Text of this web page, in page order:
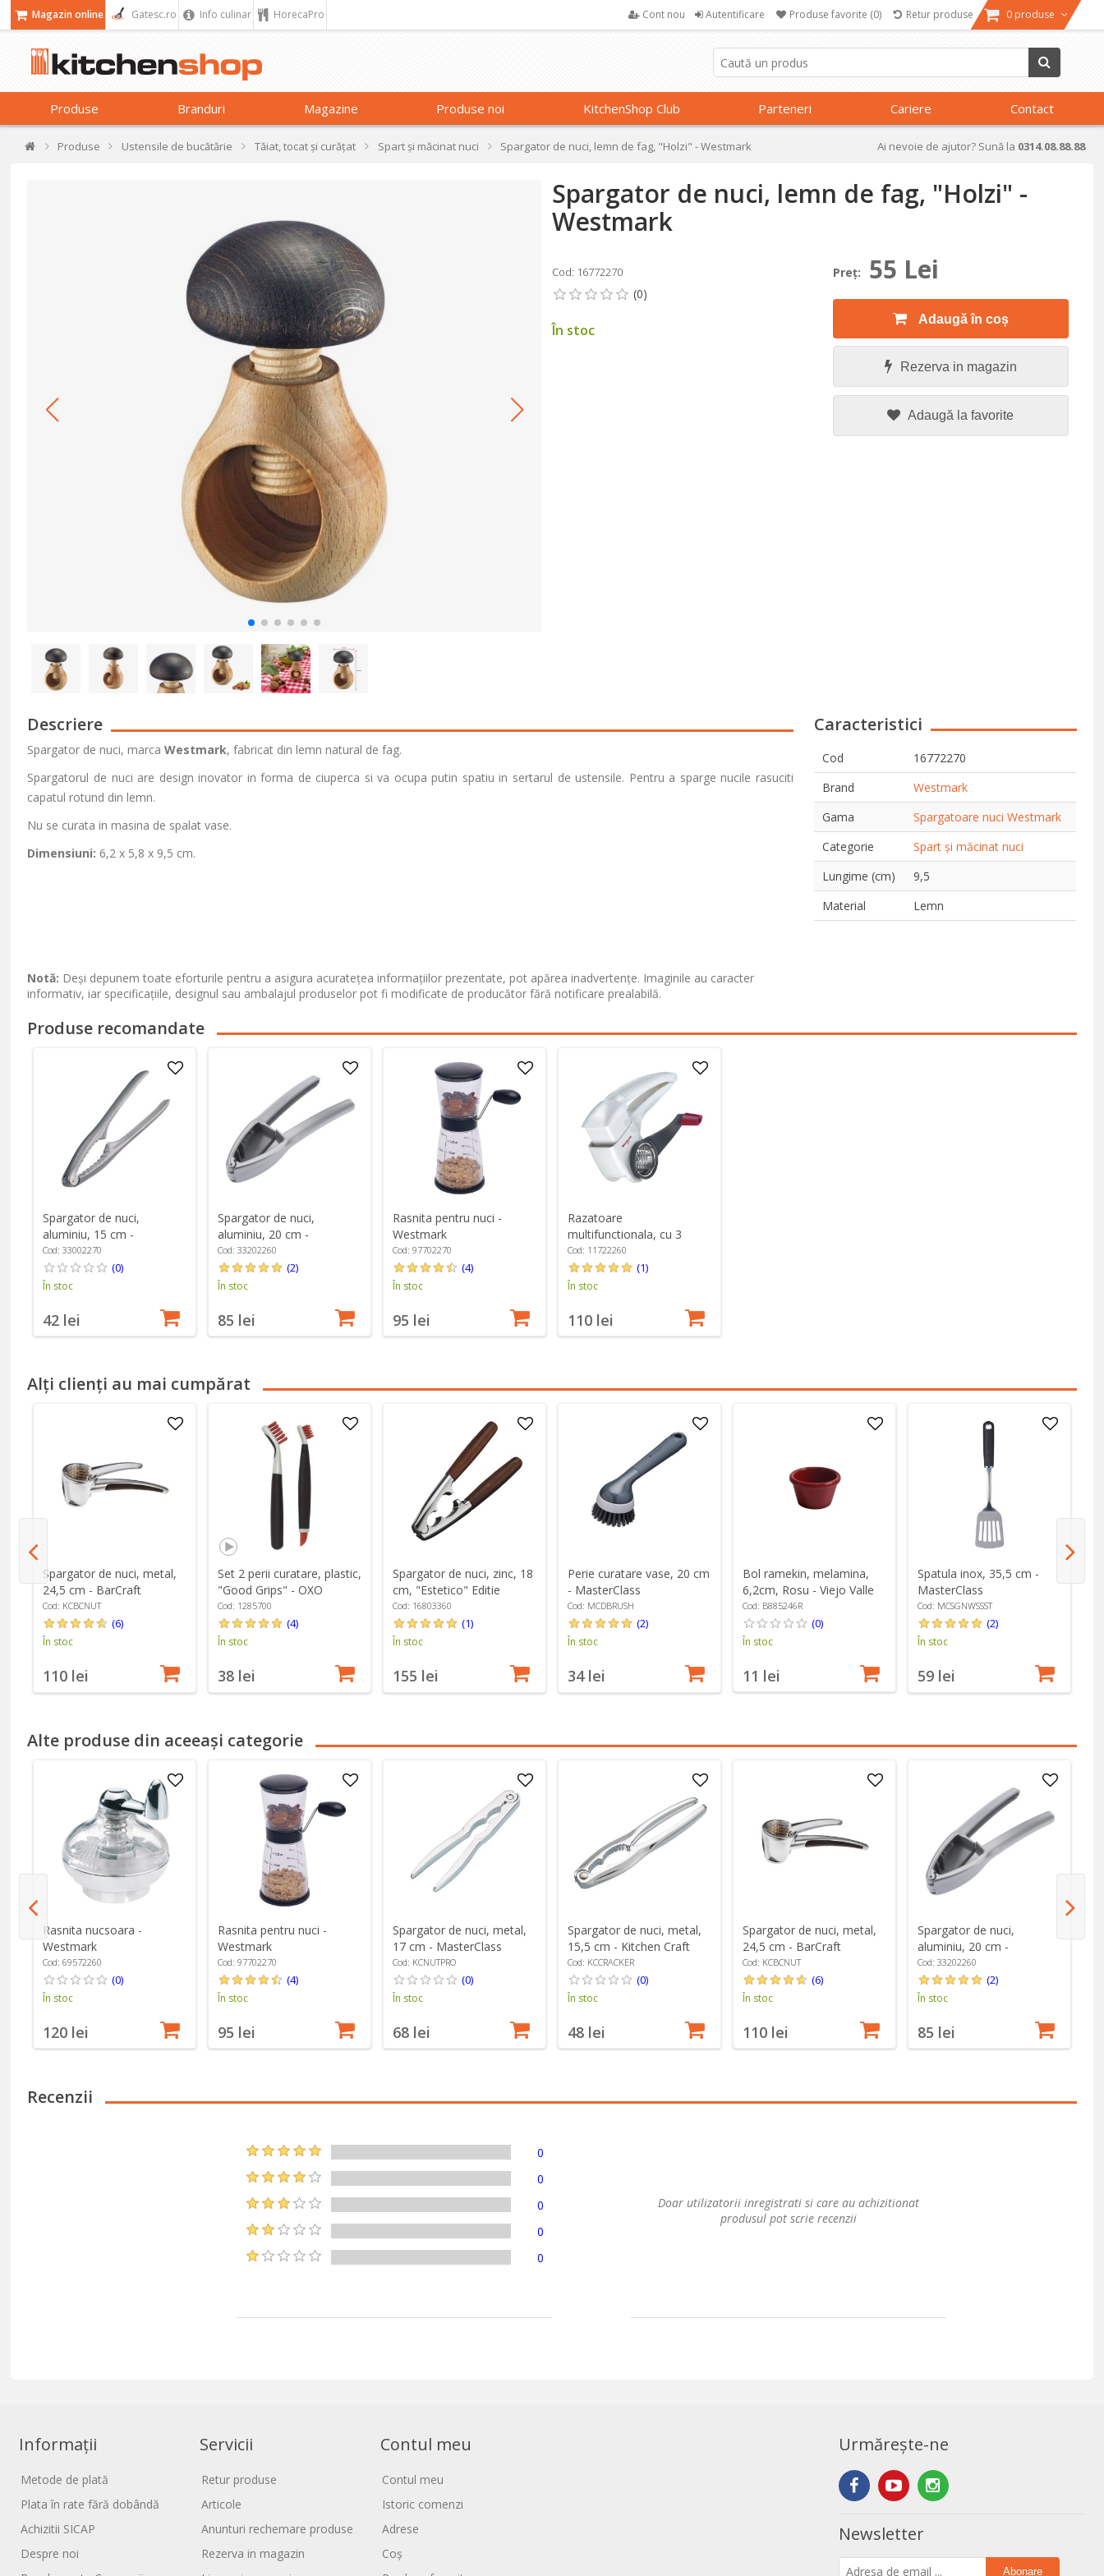
Magazin online Gatesc.ro Info culinar HorecaPro Cont nou Autentificare Produse favorite (0) Retur produse 0 produse
Produse Branduri Magazine Produse noi KitchenShop Club Parteneri Cariere Contact
Produse Ustensile de bucătărie Tăiat, tocat și curățat Spart și măcinat nuci Spargator de nuci, lemn de fag, "Holzi" - Westmark Ai nevoie de ajutor? Sună la 0314.08.88.88
Spargator de nuci, lemn de fag, "Holzi" -
Westmark
Cod: 16772270
În stoc
Preţ: 55 Lei
Adaugă în coș
Rezerva in magazin
Adaugă la favorite
Descriere
Spargator de nuci, marcaWestmark, fabricat din lemn natural de fag.
Spargatorul de nuci are design inovator in forma de ciuperca si va ocupa putin spatiu in sertarul de ustensile. Pentru a sparge nucile rasuciti
capatul rotund din lemn.
Nu se curata in masina de spalat vase.
Dimensiuni: 6,2 x 5,8 x 9,5 cm.
Caracteristici
Cod
16772270
Brand
Westmark
Gama
Spargatoare nuci Westmark
Categorie
Spart și măcinat nuci
Lungime (cm)
9,5
Material
Lemn
Notă: Deși depunem toate eforturile pentru a asigura acuratețea informațiilor prezentate, pot apărea inadvertențe. Imaginile au caracter
informativ, iar specificațiile, designul sau ambalajul produselor pot fi modificate de producător fără notificare prealabilă.
Produse recomandate
Spargator de nuci,
aluminiu, 15 cm -
Westmark
Cod: 33002270
(0)
În stoc
42 lei
Spargator de nuci,
aluminiu, 20 cm -
Westmark
Cod: 33202260
(2)
În stoc
85 lei
Rasnita pentru nuci -
Westmark
Cod: 97702270
(4)
În stoc
95 lei
Razatoare
multifunctionala, cu 3
cilindrii, "Trio" - Westmark
Cod: 11722260
(1)
În stoc
110 lei
Alți clienți au mai cumpărat
Spargator de nuci, metal,
24,5 cm - BarCraft
Cod: KCBCNUT
(6)
În stoc
110 lei
Set 2 perii curatare, plastic,
"Good Grips" - OXO
Cod: 1285700
(4)
În stoc
38 lei
Spargator de nuci, zinc, 18
cm, "Estetico" Editie
Monopol - Westmark
Cod: 16803360
(1)
În stoc
155 lei
Perie curatare vase, 20 cm
- MasterClass
Cod: MCDBRUSH
(2)
În stoc
34 lei
Bol ramekin, melamina,
6,2cm, Rosu - Viejo Valle
Cod: B885246R
(0)
În stoc
11 lei
Spatula inox, 35,5 cm -
MasterClass
Cod: MCSGNWSSST
(2)
În stoc
59 lei
Alte produse din aceeași categorie
Rasnita nucsoara -
Westmark
Cod: 69572260
(0)
În stoc
120 lei
Rasnita pentru nuci -
Westmark
Cod: 97702270
(4)
În stoc
95 lei
Spargator de nuci, metal,
17 cm - MasterClass
Cod: KCNUTPRO
(0)
În stoc
68 lei
Spargator de nuci, metal,
15,5 cm - Kitchen Craft
Cod: KCCRACKER
(0)
În stoc
48 lei
Spargator de nuci, metal,
24,5 cm - BarCraft
Cod: KCBCNUT
(6)
În stoc
110 lei
Spargator de nuci,
aluminiu, 20 cm -
Westmark
Cod: 33202260
(2)
În stoc
85 lei
Recenzii
0
0
0
0
0
Doar utilizatorii inregistrati si care au achizitionat
produsul pot scrie recenzii
Informații
Metode de plată
Plata în rate fără dobândă
Achizitii SICAP
Despre noi
Servicii
Retur produse
Articole
Anunturi rechemare produse
Rezerva in magazin
Contul meu
Contul meu
Istoric comenzi
Adrese
Coș
Urmărește-ne
Newsletter
Abonare